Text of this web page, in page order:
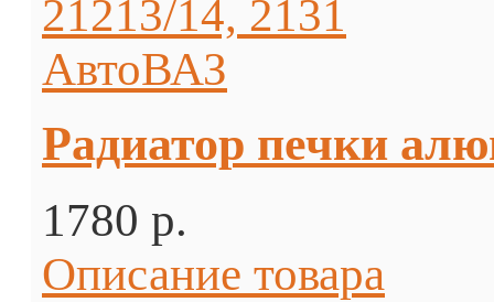
Радиатор печки
1780 p.
Описание товара